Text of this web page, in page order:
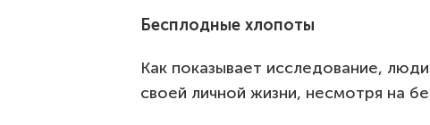
Бесплодные хлопоты
Как показывает исследование,
своей личной жизни, несмотря на